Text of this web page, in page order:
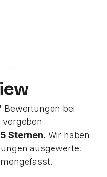
Bewertungen bei
vergeben
Sternen. Wir haben
ausgewertet